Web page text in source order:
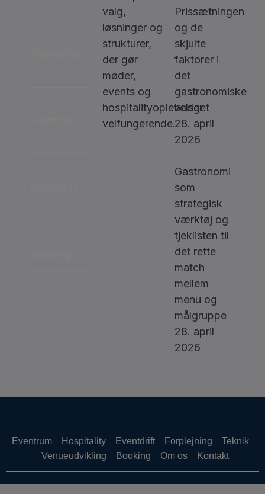
valg,
løsninger og
strukturer,
der gør
møder,
events og
hospitalityoplevelser
velfungerende.
Prissætningen
og de
skjulte
faktorer i
det
gastronomiske
budget
28. april
2026
Gastronomi
som
strategisk
værktøj og
tjeklisten til
det rette
match
mellem
menu og
målgruppe
28. april
2026
Eventrum Hospitality Eventdrift Forplejning
Teknik
Venueudvikling
Booking Om os Kontakt